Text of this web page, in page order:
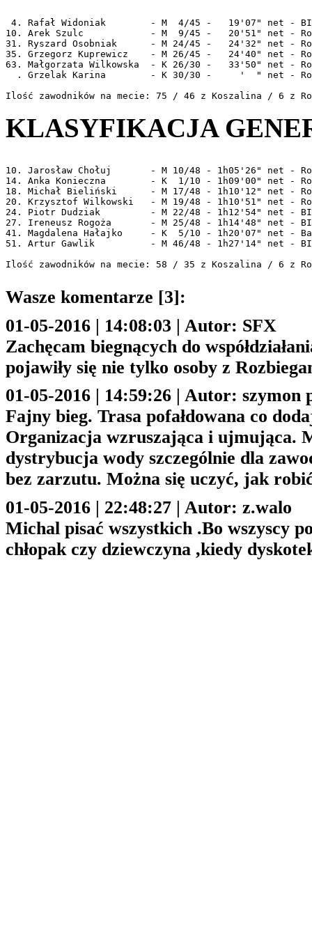
4. Rafał Widoniak        - M  4/45 -   19'07" net
10. Arek Szulc            - M  9/45 -   20'51" net -
31. Ryszard Osobniak      - M 24/45 -   24'32" net -
35. Grzegorz Kuprewicz    - M 26/45 -   24'40" net -
63. Małgorzata Wilkowska  - K 26/30 -   33'50" net -
. Grzelak Karina        - K 30/30 -     '  " net -
KLASYFIKACJA
10. Jarosław Chołuj       - M 10/48 - 1h05'26" net -
14. Anka Konieczna        - K  1/10 - 1h09'00" net -
18. Michał Bieliński      - M 17/48 - 1h10'12" net -
20. Krzysztof Wilkowski   - M 19/48 - 1h10'51" net -
24. Piotr Dudziak         - M 22/48 - 1h12'54" net -
27. Ireneusz Rogoża       - M 25/48 - 1h14'48" net -
41. Magdalena Hałajko     - K  5/10 - 1h20'07" net -
51. Artur Gawlik          - M 46/48 - 1h27'14" net -
Wasze komentarze [3]:
01-05-2016 | 14:08:03 | Autor: SFX
Zachęcam biegnących do
pojawiły się nie tylko osoby z
01-05-2016 | 14:59:26 | Autor: szymon
Fajny bieg. Trasa pofałdowana co
Organizacja wzruszająca i ujmująca.
dystrybucja wody szczególnie dla
bez zarzutu. Można się uczyć, jak
01-05-2016 | 22:48:27 | Autor: z.walo
Michal pisać wszystkich .Bo wszyscy
chłopak czy dziewczyna ,kiedy